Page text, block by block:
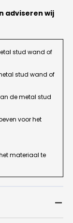
adviseren wij
stud wand of
stud wand of
de metal stud
voor het
materiaal te